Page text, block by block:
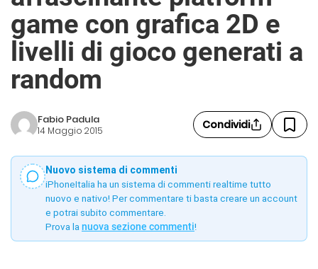
game con grafica 2D e
livelli di gioco generati a
random
Fabio Padula
14 Maggio 2015 Condividi
Nuovo sistema di commenti
iPhoneItalia ha un sistema di commenti realtime tutto
nuovo e nativo! Per commentare ti basta creare un account
e potrai subito commentare.
Prova la nuova sezione commenti!